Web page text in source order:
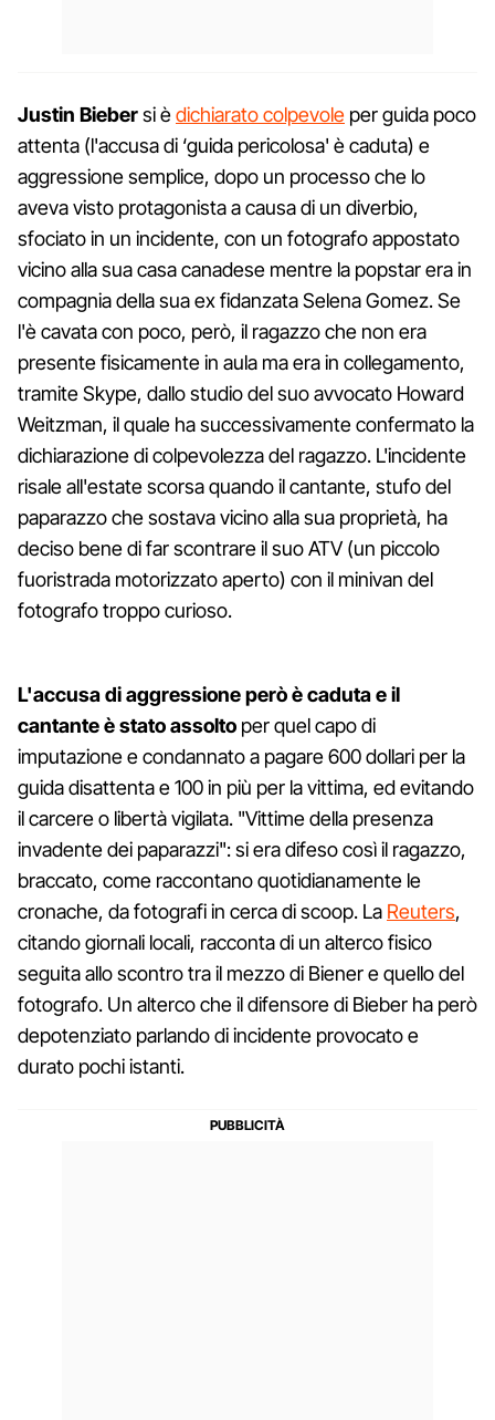
Justin Biebersi èdichiarato colpevole per guida poco
attenta (l'accusa di ‘guida pericolosa' è caduta) e
aggressione semplice, dopo un processo che lo
aveva visto protagonista a causa di un diverbio,
sfociato in un incidente, con un fotografo appostato
vicino alla sua casa canadese mentre la popstar era in
compagnia della sua ex fidanzata Selena Gomez. Se
l'è cavata con poco, però, il ragazzo che non era
presente fisicamente in aula ma era in collegamento,
tramite Skype, dallo studio del suo avvocato Howard
Weitzman, il quale ha successivamente confermato la
dichiarazione di colpevolezza del ragazzo. L'incidente
risale all'estate scorsa quando il cantante, stufo del
paparazzo che sostava vicino alla sua proprietà, ha
deciso bene di far scontrare il suo ATV (un piccolo
fuoristrada motorizzato aperto) con il minivan del
fotografo troppo curioso.
L'accusa di aggressione però è caduta e il
cantante è stato assolto per quel capo di
imputazione e condannato a pagare 600 dollari per la
guida disattenta e 100 in più per la vittima, ed evitando
il carcere o libertà vigilata. "Vittime della presenza
invadente dei paparazzi": si era difeso così il ragazzo,
braccato, come raccontano quotidianamente le
cronache, da fotografi in cerca di scoop. La Reuters,
citando giornali locali, racconta di un alterco fisico
seguita allo scontro tra il mezzo di Biener e quello del
fotografo. Un alterco che il difensore di Bieber ha però
depotenziato parlando di incidente provocato e
durato pochi istanti.